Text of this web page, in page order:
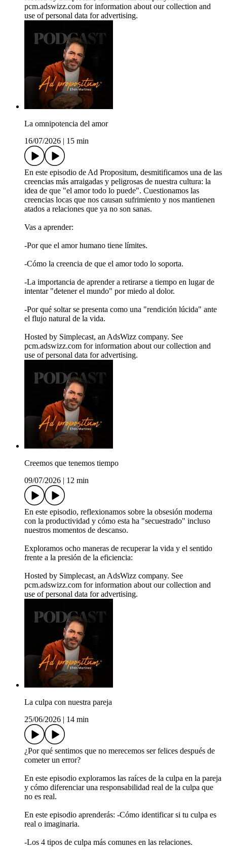
pcm.adswizz.com for information about our collection and
use of personal data for advertising.
La omnipotencia del amor
16/07/2026
15 min
En este episodio de Ad Propositum, desmitificamos una de las
creencias más arraigadas y peligrosas de nuestra cultura: la
idea de que "el amor todo lo puede". Cuestionamos las
creencias locas que nos causan sufrimiento y nos mantienen
atados a relaciones que ya no son sanas.
Vas a aprender:
-Por que el amor humano tiene límites.
-Cómo la creencia de que el amor todo lo soporta.
-La importancia de aprender a retirarse a tiempo en lugar de
intentar "detener el mundo" por miedo al dolor.
-Por qué soltar se presenta como una "rendición lúcida" ante
el flujo natural de la vida.
Hosted by Simplecast, an AdsWizz company. See
pcm.adswizz.com for information about our collection and
use of personal data for advertising.
Creemos que tenemos tiempo
09/07/2026
12 min
En este episodio, reflexionamos sobre la obsesión moderna
con la productividad y cómo esta ha "secuestrado" incluso
nuestros momentos de descanso.
Exploramos ocho maneras de recuperar la vida y el sentido
frente a la presión de la eficiencia:
Hosted by Simplecast, an AdsWizz company. See
pcm.adswizz.com for information about our collection and
use of personal data for advertising.
La culpa con nuestra pareja
25/06/2026
14 min
¿Por qué sentimos que no merecemos ser felices después de
cometer un error?
En este episodio exploramos las raíces de la culpa en la pareja
y cómo diferenciar una responsabilidad real de la culpa que
no es real.
En este episodio aprenderás: -Cómo identificar si tu culpa es
real o imaginaria.
-Los 4 tipos de culpa más comunes en las relaciones.